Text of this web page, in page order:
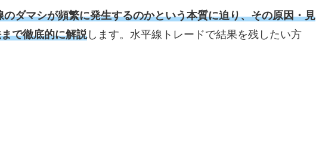
のダマシが頻繁に発生するのかという本質に迫り、その原因・見
で徹底的に解説します。水平線トレードで結果を残したい方